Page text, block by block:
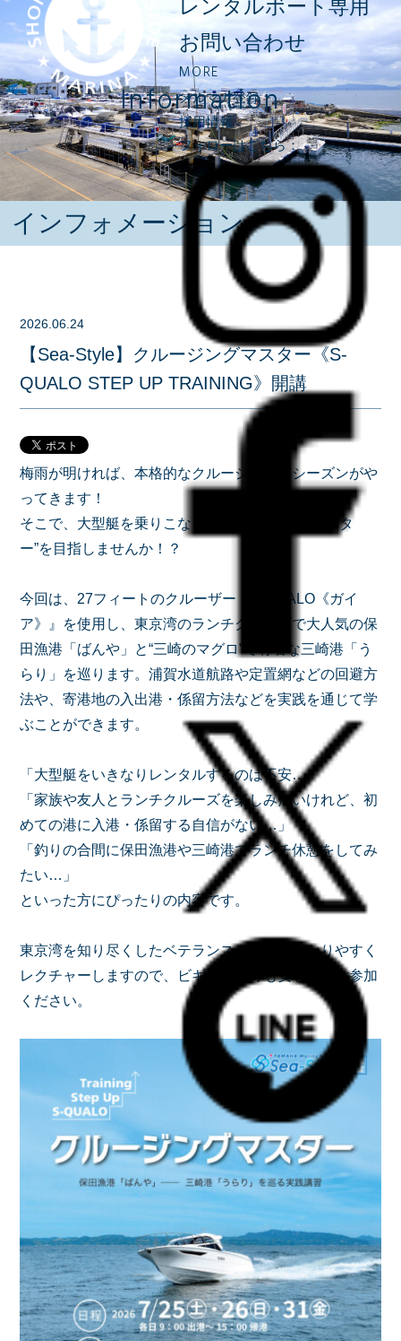
レンタルボート専用
お問い合わせ
MORE
メルマガ登録
採用情報
フォローはこちら：
Information
インフォメーション
2026.06.24
【Sea-Style】クルージングマスター《S-
QUALO STEP UP TRAINING》開講
梅雨が明ければ、本格的なクルージング・シーズンがや
ってきます！
そこで、大型艇を乗りこなして“クルージングマスタ
ー”を目指しませんか！？
今回は、27フィートのクルーザー『S-QUALO《ガイ
ア》』を使用し、東京湾のランチクルーズで大人気の保
田漁港「ばんや」と“三崎のマグロ”で有名な三崎港「う
らり」を巡ります。浦賀水道航路や定置網などの回避方
法や、寄港地の入出港・係留方法などを実践を通じて学
ぶことができます。
「大型艇をいきなりレンタルするのは不安…」
「家族や友人とランチクルーズを楽しみたいけれど、初
めての港に入港・係留する自信がない…」
「釣りの合間に保田漁港や三崎港でランチ休憩をしてみ
たい…」
といった方にぴったりの内容です。
東京湾を知り尽くしたベテランスタッフが分かりやすく
レクチャーしますので、ビギナーの方も安心してご参加
ください。